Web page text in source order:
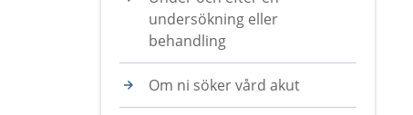
undersökning eller
behandling
Om ni söker vård akut